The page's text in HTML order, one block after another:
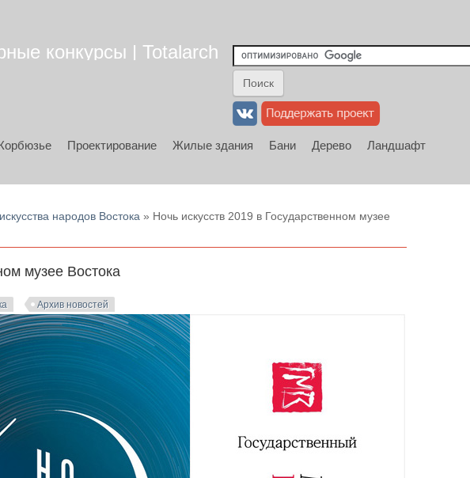
конкурсы | Totalarch
Проектирование Жилые здания Бани Дерево
Ландшафт
народов Востока » Ночь искусств 2019 в Государственном музее
музее Востока
Архив новостей